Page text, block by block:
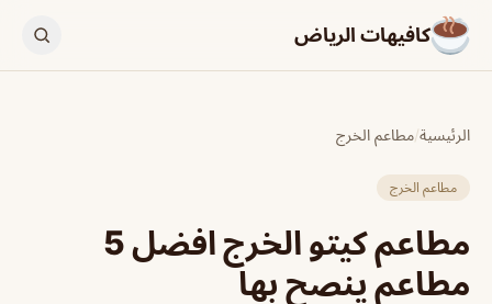
كافيهات الرياض
الرئيسية/مطاعم الخرج
مطاعم الخرج
مطاعم كيتو الخرج افضل 5
مطاعم ينصح بها